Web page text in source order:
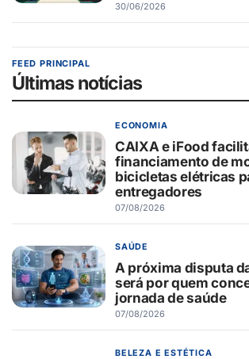
30/06/2026
FEED PRINCIPAL
Últimas notícias
ECONOMIA
CAIXA e iFood
financiamento de
bicicletas elétricas
entregadores
07/08/2026
SAÚDE
A próxima disputa
será por quem
jornada de saúde
07/08/2026
BELEZA E ESTÉTICA